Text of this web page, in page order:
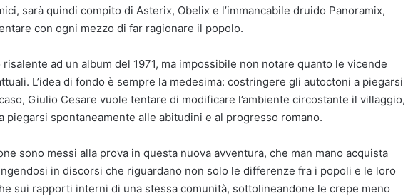
sarà quindi compito di Asterix, Obelix e l’immancabile druido Panoramix,
con ogni mezzo di far ragionare il popolo.
ad un album del 1971, ma impossibile non notare quanto le vicende
L’idea di fondo è sempre la medesima: costringere gli autoctoni a piegarsi
Giulio Cesare vuole tentare di modificare l’ambiente circostante il villaggio,
piegarsi spontaneamente alle abitudini e al progresso romano.
sono messi alla prova in questa nuova avventura, che man mano acquista
in discorsi che riguardano non solo le differenze fra i popoli e le loro
sui rapporti interni di una stessa comunità, sottolineandone le crepe meno